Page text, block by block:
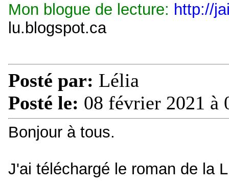
Mon blogue de lecture: http://
lu.blogspot.ca
Posté par: Lélia
Posté le: 08 février 2021 à
Bonjour à tous.
J'ai téléchargé le roman de la